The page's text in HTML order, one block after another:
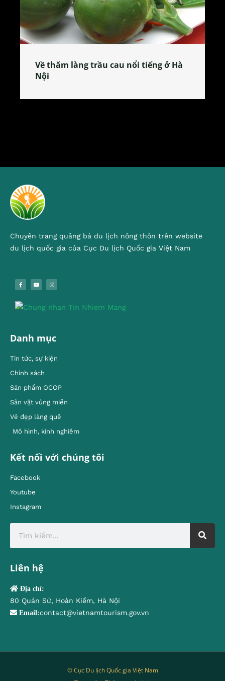
Về thăm làng trầu cau nổi tiếng ở Hà
Nội
Chuyên trang quảng bá du lịch nông thôn trên website
du lịch quốc gia của Cục Du lịch Quốc gia Việt Nam
Danh mục
Tin tức, sự kiện
Chính sách
Sản phẩm OCOP
Sản vật vùng miền
Vẻ đẹp làng quê
Mô hình, kinh nghiêm
Kết nối với chúng tôi
Facebook
Youtube
Instagram
Liên hệ
Địa chỉ:
80 Quán Sứ, Hoàn Kiếm, Hà Nội
Email:contact@vietnamtourism.gov.vn
© Cục Du lịch Quốc gia Việt Nam